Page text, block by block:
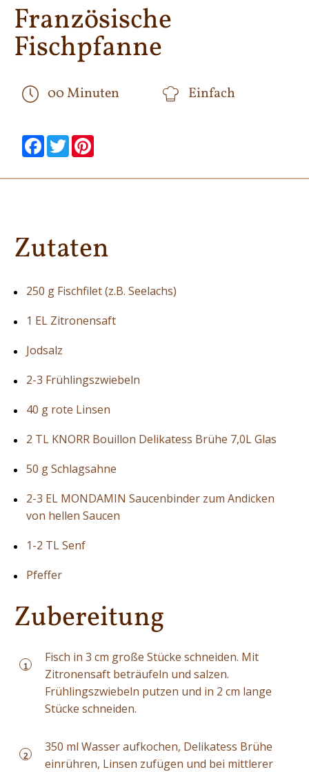
Französische
Fischpfanne
00 Minuten Einfach
null
Facebook
null null
Twitter
null null
null
Zutaten
250 g Fischfilet (z.B. Seelachs)
1 EL Zitronensaft
Jodsalz
2-3 Frühlingszwiebeln
40 g rote Linsen
2 TL KNORR Bouillon Delikatess Brühe 7,0L Glas
50 g Schlagsahne
2-3 EL MONDAMIN Saucenbinder zum Andicken
von hellen Saucen
1-2 TL Senf
Pfeffer
Zubereitung
1
Fisch in 3 cm große Stücke schneiden. Mit
Zitronensaft beträufeln und salzen.
Frühlingszwiebeln putzen und in 2 cm lange
Stücke schneiden.
2
350 ml Wasser aufkochen, Delikatess Brühe
einrühren, Linsen zufügen und bei mittlerer